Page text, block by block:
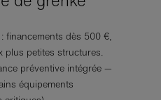
: financements dès 500 €,
plus petites structures.
préventive intégrée —
équipements